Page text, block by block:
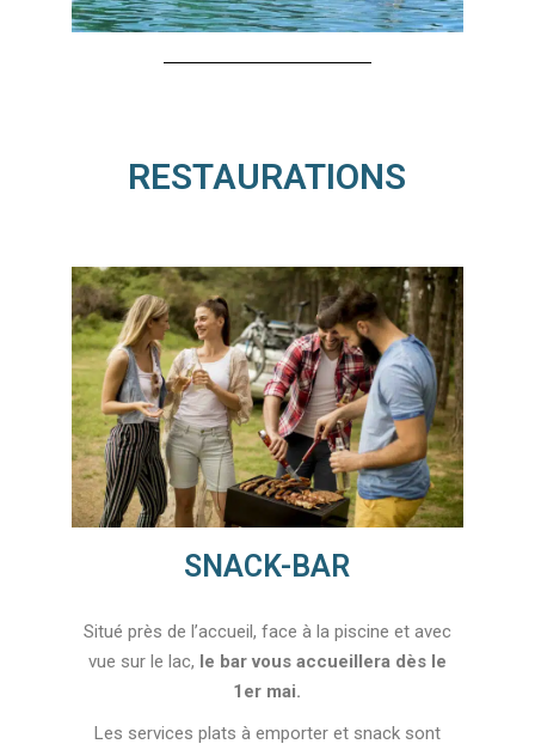
RESTAURATIONS
SNACK-BAR
Situé près de l’accueil, face à la piscine et avec
vue sur le lac, le bar vous accueillera dès le
1er mai.
Les services plats à emporter et snack sont